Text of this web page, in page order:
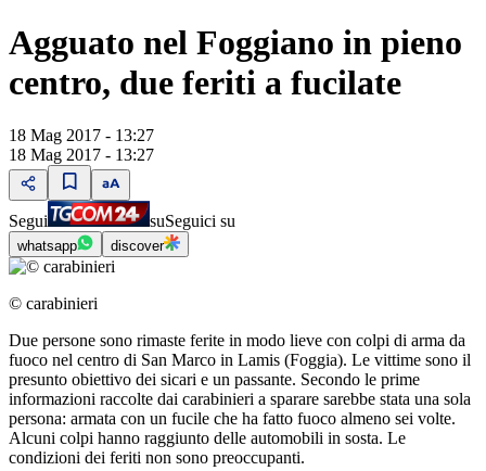
Agguato nel Foggiano in pieno
centro, due feriti a fucilate
18 Mag 2017 - 13:27
18 Mag 2017 - 13:27
Segui suSeguici su
whatsapp discover
© carabinieri
Due persone sono rimaste ferite in modo lieve con colpi di arma da
fuoco nel centro di San Marco in Lamis (Foggia). Le vittime sono il
presunto obiettivo dei sicari e un passante. Secondo le prime
informazioni raccolte dai carabinieri a sparare sarebbe stata una sola
persona: armata con un fucile che ha fatto fuoco almeno sei volte.
Alcuni colpi hanno raggiunto delle automobili in sosta. Le
condizioni dei feriti non sono preoccupanti.